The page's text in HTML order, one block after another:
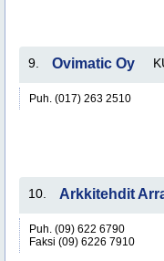
9. Ovimatic Oy
Puh. (017) 263 2510
10. Arkkitehdit
Puh. (09) 622 6790
Faksi (09) 6226 7910